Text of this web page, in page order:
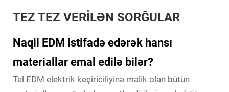
TEZ TEZ VERİLƏN SORĞULAR
Naqil EDM istifadə edərək hansı
materiallar emal edilə bilər?
Tel EDM elektrik keçiriciliyinə malik olan bütün